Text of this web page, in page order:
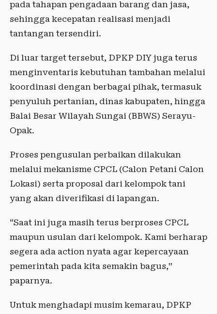
pada tahapan pengadaan barang dan jasa,
sehingga kecepatan realisasi menjadi
tantangan tersendiri.
Di luar target tersebut, DPKP DIY juga terus
menginventaris kebutuhan tambahan melalui
koordinasi dengan berbagai pihak, termasuk
penyuluh pertanian, dinas kabupaten, hingga
Balai Besar Wilayah Sungai (BBWS) Serayu-
Opak.
Proses pengusulan perbaikan dilakukan
melalui mekanisme CPCL (Calon Petani Calon
Lokasi) serta proposal dari kelompok tani
yang akan diverifikasi di lapangan.
“Saat ini juga masih terus berproses CPCL
maupun usulan dari kelompok. Kami berharap
segera ada action nyata agar kepercayaan
pemerintah pada kita semakin bagus,”
paparnya.
Untuk menghadapi musim kemarau, DPKP